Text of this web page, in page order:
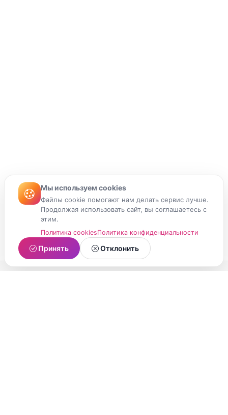
Мы используем cookies
Файлы cookie помогают нам делать сервис лучше.
Продолжая использовать сайт, вы соглашаетесь с
этим.
Политика cookiesПолитика конфиденциальности
Принять Отклонить